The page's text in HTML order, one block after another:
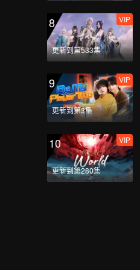
8
更新到第533集
VIP
9
更新到第3集
VIP
10
更新到第280集
VIP